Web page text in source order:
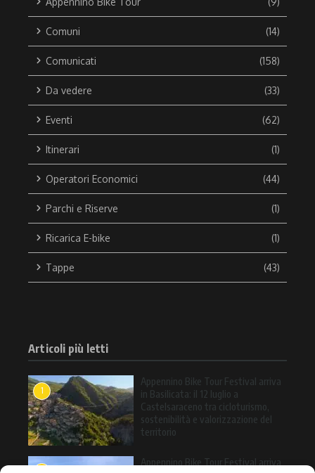
Comuni (14)
Comunicati (158)
Da vedere (33)
Eventi (62)
Itinerari (1)
Operatori Economici (44)
Parchi e Riserve (1)
Ricarica E-bike (1)
Tappe (43)
Articoli più letti
1
Appennino Bike Tour Festival arriva
in Basilicata: il 12 luglio a
Castelsaraceno tra cicloturismo,
sostenibilità e valorizzazione del
territorio
Appennino Bike Tour Festival arriva